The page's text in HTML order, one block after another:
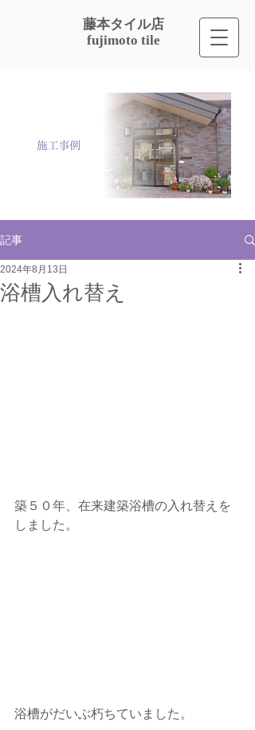
​藤本タイル店
fujimoto tile
記事
浴槽入れ替え
2024年8月13日
築５０年、在来建築浴槽の入れ替えを
しました。
浴槽がだいぶ朽ちていました。